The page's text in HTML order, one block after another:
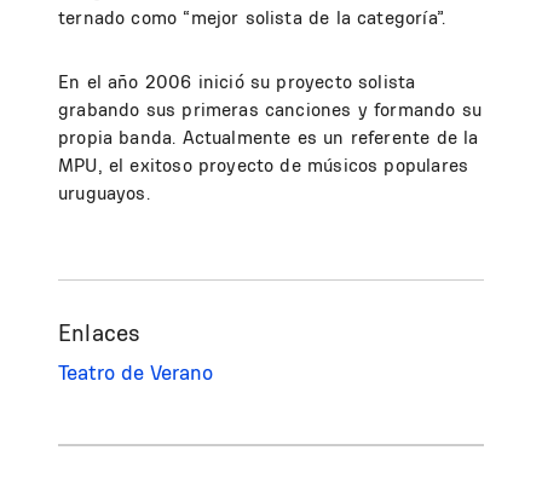
ternado como “mejor solista de la categoría”.
En el año 2006 inició su proyecto solista
grabando sus primeras canciones y formando su
propia banda. Actualmente es un referente de la
MPU, el exitoso proyecto de músicos populares
uruguayos.
Enlaces
Teatro de Verano